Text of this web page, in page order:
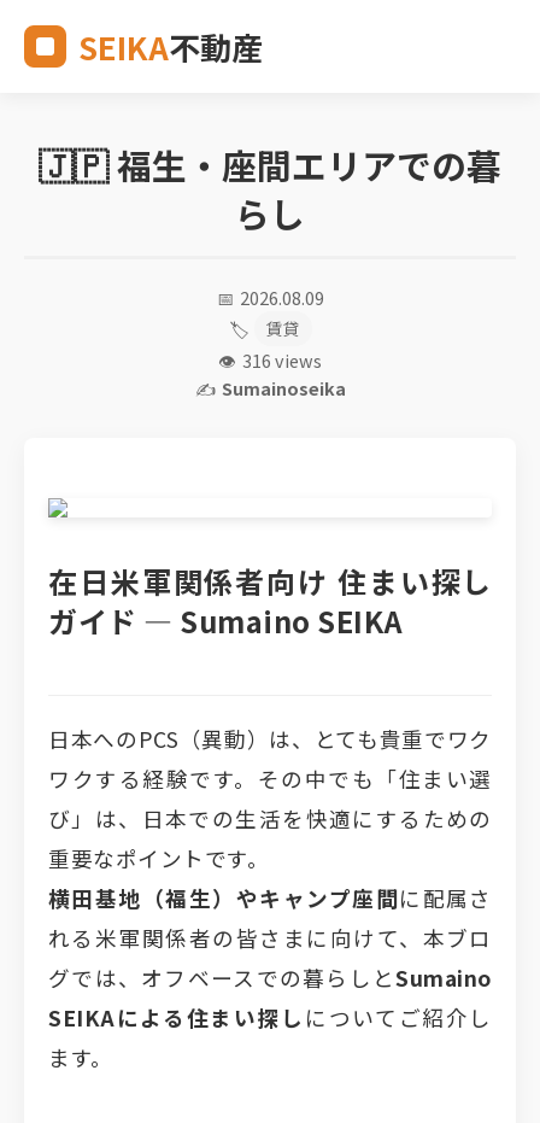
SEIKA不動産
🇯🇵 福生・座間エリアでの暮
らし
📅 2026.08.09
🏷️
賃貸
👁️ 316 views
✍️ Sumainoseika
在日米軍関係者向け 住まい探し
ガイド ― Sumaino SEIKA
日本へのPCS（異動）は、とても貴重でワク
ワクする経験です。その中でも「住まい選
び」は、日本での生活を快適にするための
重要なポイントです。
横田基地（福生）やキャンプ座間に配属さ
れる米軍関係者の皆さまに向けて、本ブロ
グでは、オフベースでの暮らしとSumaino
SEIKAによる住まい探し についてご紹介し
ます。